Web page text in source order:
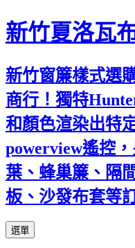
新竹夏洛瓦
新竹窗簾樣式選
商行！獨特
和顏色渲染出特
powerview遙控
葉、蜂巢簾、隔
板、沙發布套等
選單